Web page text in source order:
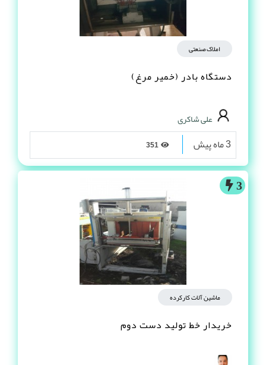
املاک صنعتی
دستگاه بادر (خمیر مرغ)
علی شاکری
3 ماه پیش
3
ماشین آلات کارکرده
خریدار خط تولید دست دوم